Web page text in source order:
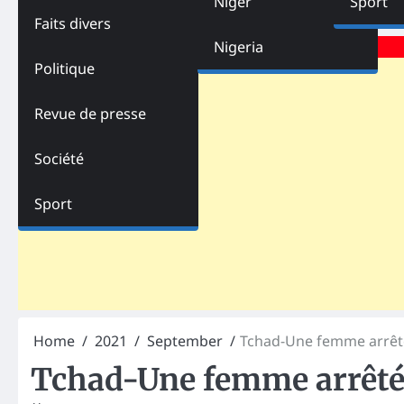
Faits divers
Politique
Revue de presse
Société
Sport
Nigeria
Home 2021 September Tchad-Une femme
Tchad-Une femme